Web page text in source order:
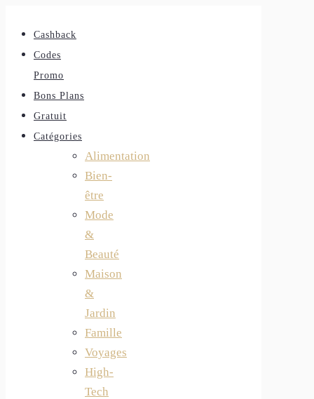
Cashback
Codes
Promo
Bons Plans
Gratuit
Catégories
Alimentation
Bien-
être
Mode
&
Beauté
Maison
&
Jardin
Famille
Voyages
High-
Tech